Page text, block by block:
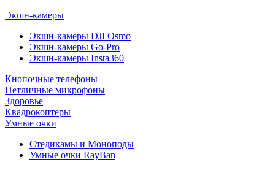
Экшн-камеры
Экшн-камеры DJI Osmo
Экшн-камеры Go-Pro
Экшн-камеры Insta360
Кнопочные телефоны
Петличные микрофоны
Здоровье
Квадрокоптеры
Умные очки
Стедикамы и Моноподы
Умные очки RayBan